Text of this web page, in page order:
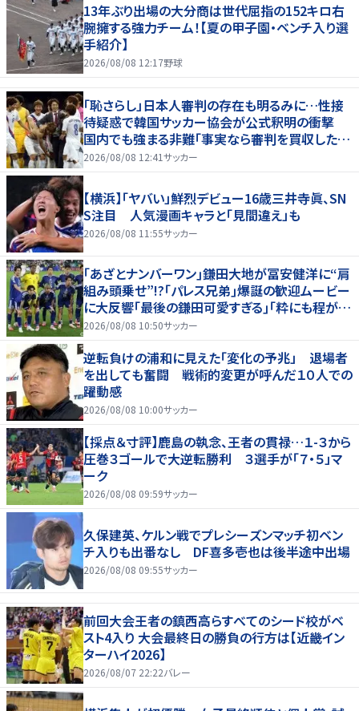
13年ぶり出場の大分商は世代屈指の152キロ右
腕擁する強力チーム！【夏の甲子園・ベンチ入り選
手紹介】
2026/08/08 12:17野球
「恥さらし」日本人審判の存在も明るみに…性接
待疑惑で韓国サッカー協会が公式釈明の衝撃
国内でも強まる非難「事実なら審判を買収したこ
とになる」
2026/08/08 12:41サッカー
【横浜】「ヤバい」鮮烈デビュー16歳三井寺眞、SN
S注目 人気漫画キャラと「見間違え」も
2026/08/08 11:55サッカー
｢あざとナンバーワン｣鎌田大地が冨安健洋に“肩
組み頭乗せ”!?｢パレス兄弟｣爆誕の歓迎ムービー
に大反響｢最後の鎌田可愛すぎる｣｢粋にも程があ
る！」
2026/08/08 10:50サッカー
逆転負けの浦和に見えた「変化の予兆」 退場者
を出しても奮闘 戦術的変更が呼んだ１０人での
躍動感
2026/08/08 10:00サッカー
【採点＆寸評】鹿島の執念、王者の貫禄…１-３から
圧巻３ゴールで大逆転勝利 ３選手が「７・５」マ
ーク
2026/08/08 09:59サッカー
久保建英、ケルン戦でプレシーズンマッチ初ベン
チ入りも出番なし DF喜多壱也は後半途中出場
2026/08/08 09:55サッカー
前回大会王者の鎮西高らすべてのシード校がベ
スト4入り 大会最終日の勝負の行方は【近畿イン
ターハイ2026】
2026/08/07 22:22バレー